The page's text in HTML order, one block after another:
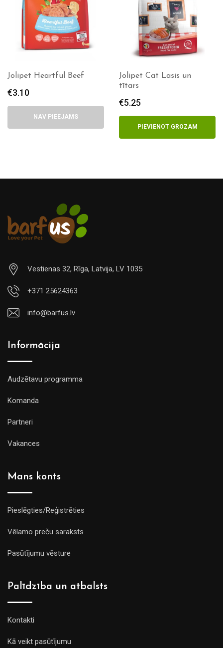
Jolipet Heartful Beef
€3.10
NAV PIEEJAMS
Jolipet Cat Lasis un
tītars
€5.25
PIEVIENOT GROZAM
Vestienas 32, Rīga, Latvija, LV 1035
+371 25624363
info@barfus.lv
Informācija
Audzētavu programma
Komanda
Partneri
Vakances
Mans konts
Pieslēgties/Reģistrēties
Vēlamo preču saraksts
Pasūtījumu vēsture
Palīdzība un atbalsts
Kontakti
Kā veikt pasūtījumu